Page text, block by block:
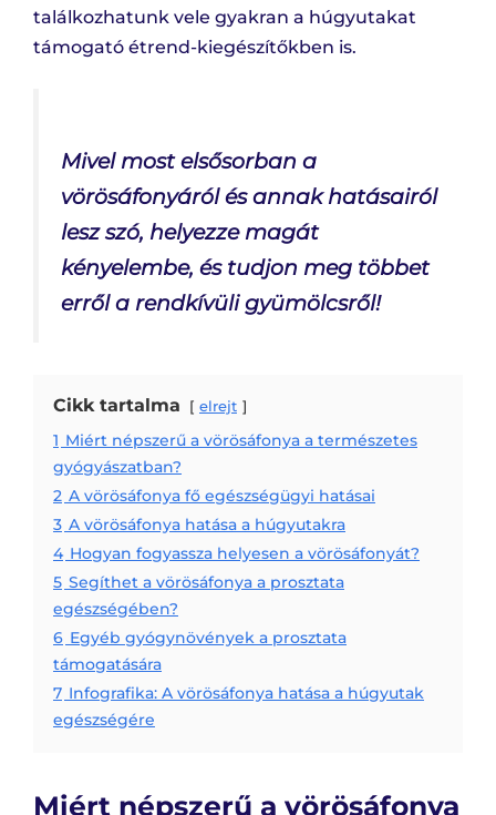
találkozhatunk vele gyakran a húgyutakat
támogató étrend-kiegészítőkben is.
Mivel most elsősorban a
vörösáfonyáról és annak hatásairól
lesz szó, helyezze magát
kényelembe, és tudjon meg többet
erről a rendkívüli gyümölcsről!
Cikk tartalma elrejt
1 Miért népszerű a vörösáfonya a természetes
gyógyászatban?
2 A vörösáfonya fő egészségügyi hatásai
3 A vörösáfonya hatása a húgyutakra
4 Hogyan fogyassza helyesen a vörösáfonyát?
5 Segíthet a vörösáfonya a prosztata
egészségében?
6 Egyéb gyógynövények a prosztata
támogatására
7 Infografika: A vörösáfonya hatása a húgyutak
egészségére
Miért népszerű a vörösáfonya